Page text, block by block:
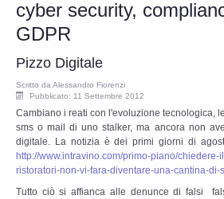
Perizia IoT e IIoT
Perizia Ransomware Malware
Perizia Data Breach
INDAGINI DIGITALI
cyber security,
GDPR
Pizzo Digitale
Scritto da Alessandro Fiorenzi
Pubblicato: 11 Settembre 2012
Cambiano i reati con l'evoluzione tecnologica,
sms o mail di uno stalker, ma ancora non
digitale. La notizia è dei primi giorni di
http://www.intravino.com/primo-piano/
ristoratori-non-vi-fara-diventare-una-cantina-di-
Tutto ciò si affianca alle denunce di falsi